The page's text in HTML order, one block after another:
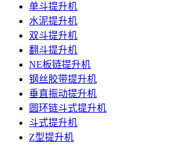
单斗提升机
水泥提升机
双斗提升机
翻斗提升机
NE板链提升机
钢丝胶带提升机
垂直振动提升机
圆环链斗式提升机
斗式提升机
Z型提升机